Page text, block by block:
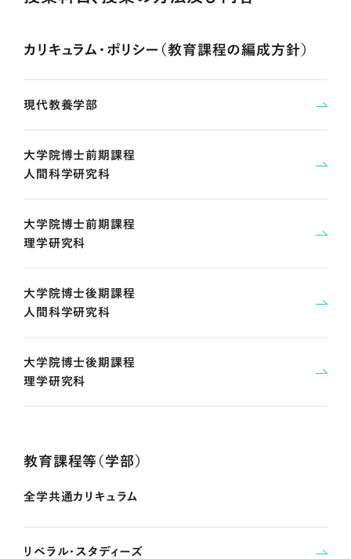
カリキュラム・ポリシー（教育課程の編成方針）
現代教養学部
大学院博士前期課程
人間科学研究科
大学院博士前期課程
理学研究科
大学院博士後期課程
人間科学研究科
大学院博士後期課程
理学研究科
教育課程等（学部）
全学共通カリキュラム
リベラル・スタディーズ